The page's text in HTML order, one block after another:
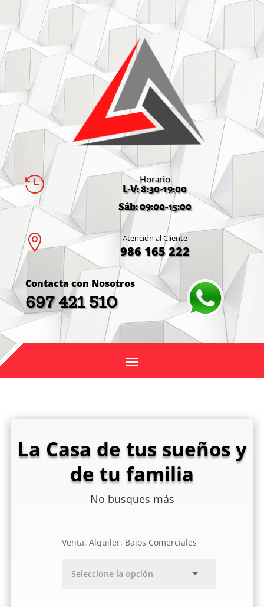
 Horario
L-V: 8:30-19:00
Sáb: 09:00-15:00
 Atención al Cliente
986 165 222
Contacta con Nosotros
697 421 510
La Casa de tus sueños y
de tu familia
No busques más
Venta, Alquiler, Bajos Comerciales